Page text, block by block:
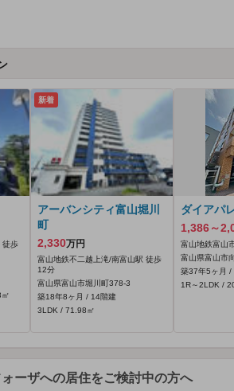
徒歩
新着
アーバンシティ富山堀川
町
2,330万円
富山地鉄不二越上滝/南富山駅 徒歩
12分
富山県富山市堀川町378‐3
築18年8ヶ月 / 14階建
3LDK / 71.98㎡
ダイアパ
1,386～
富山地鉄富山
富山県富山市
築37年5ヶ月 /
1R～2LDK /
ーザへの居住をご検討中の方へ